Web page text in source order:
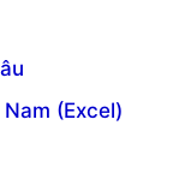
(Excel)